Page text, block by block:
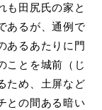
も田尻氏の家と
あるが、通例で
あるあたりに門
ことを城前（じ
ため、土屏など
との間ある暗い